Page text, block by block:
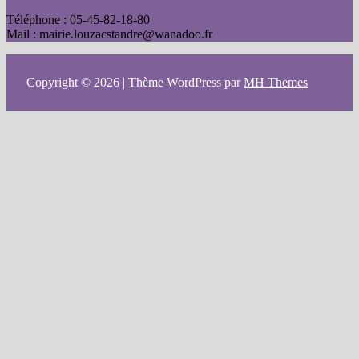
Téléphone : 05-45-82-18-80
Mail : mairie.louzacstandre@wanadoo.fr
Copyright © 2026 | Thème WordPress parMH Themes